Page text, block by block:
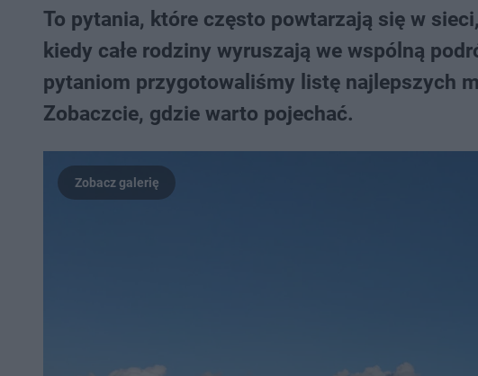
To pytania, które często powtarzają się w
kiedy całe rodziny wyruszają we wspólną
pytaniom przygotowaliśmy listę najlepszych
Zobaczcie, gdzie warto pojechać.